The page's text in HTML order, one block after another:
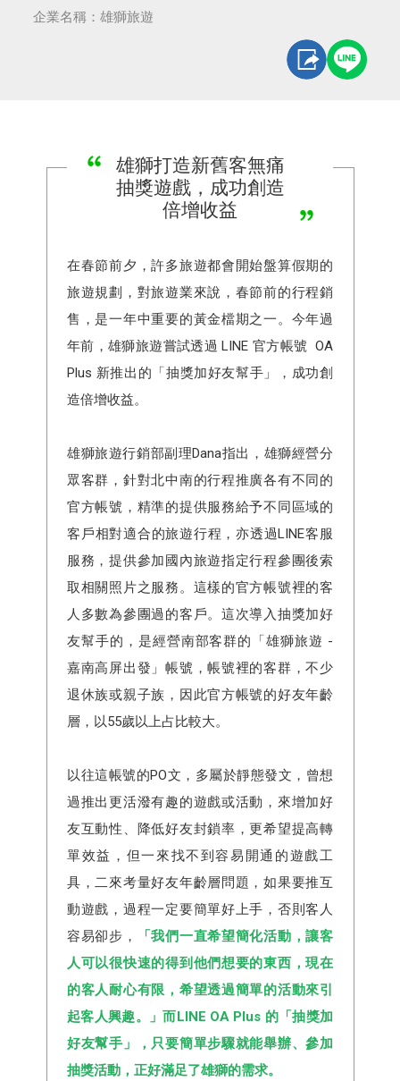
企業名稱：雄獅旅遊
雄獅打造新舊客無痛
抽獎遊戲，成功創造
倍增收益
在春節前夕，許多旅遊都會開始盤算假期的
旅遊規劃，對旅遊業來說，春節前的行程銷
售，是一年中重要的黃金檔期之一。今年過
年前，雄獅旅遊嘗試透過 LINE 官方帳號 OA
Plus 新推出的「抽獎加好友幫手」，成功創
造倍增收益。
雄獅旅遊行銷部副理Dana指出，雄獅經營分
眾客群，針對北中南的行程推廣各有不同的
官方帳號，精準的提供服務給予不同區域的
客戶相對適合的旅遊行程，亦透過LINE客服
服務，提供參加國內旅遊指定行程參團後索
取相關照片之服務。這樣的官方帳號裡的客
人多數為參團過的客戶。這次導入抽獎加好
友幫手的，是經營南部客群的「雄獅旅遊 -
嘉南高屏出發」帳號，帳號裡的客群，不少
退休族或親子族，因此官方帳號的好友年齡
層，以55歲以上占比較大。
以往這帳號的PO文，多屬於靜態發文，曾想
過推出更活潑有趣的遊戲或活動，來增加好
友互動性、降低好友封鎖率，更希望提高轉
單效益，但一來找不到容易開通的遊戲工
具，二來考量好友年齡層問題，如果要推互
動遊戲，過程一定要簡單好上手，否則客人
容易卻步，
「我們一直希望簡化活動，讓客
人可以很快速的得到他們想要的東西，現在
的客人耐心有限，希望透過簡單的活動來引
起客人興趣。」而LINE OA Plus 的「抽獎加
好友幫手」，只要簡單步驟就能舉辦、參加
抽獎活動，正好滿足了雄獅的需求。